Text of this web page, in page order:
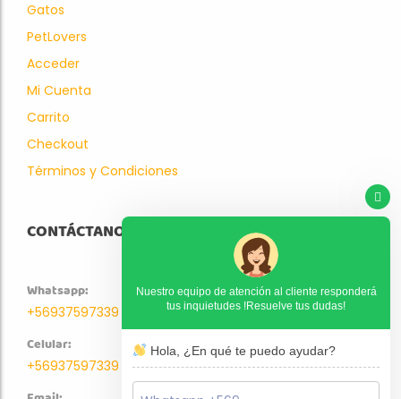
Gatos
PetLovers
Acceder
Mi Cuenta
Carrito
Checkout
Términos y Condiciones
CONTÁCTANOS
Whatsapp:
+56937597339
Celular:
+56937597339
Nuestro equipo de atención al cliente responderá
tus inquietudes !Resuelve tus dudas!
Hola, ¿En qué te puedo ayudar?